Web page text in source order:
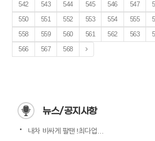
542
543 544 545 546 547
550
551 552 553 554 555
558
559 560 561 562 563
566
567 568
뉴스/공지사항